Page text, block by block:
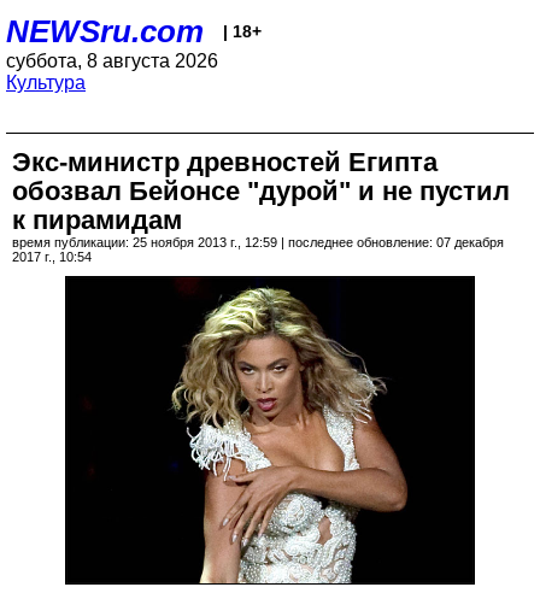
NEWSru.com | 18+
суббота, 8 августа 2026
Культура
Экс-министр древностей Египта
обозвал Бейонсе "дурой" и не пустил
к пирамидам
время публикации: 25 ноября 2013 г., 12:59 | последнее обновление: 07 декабря
2017 г., 10:54